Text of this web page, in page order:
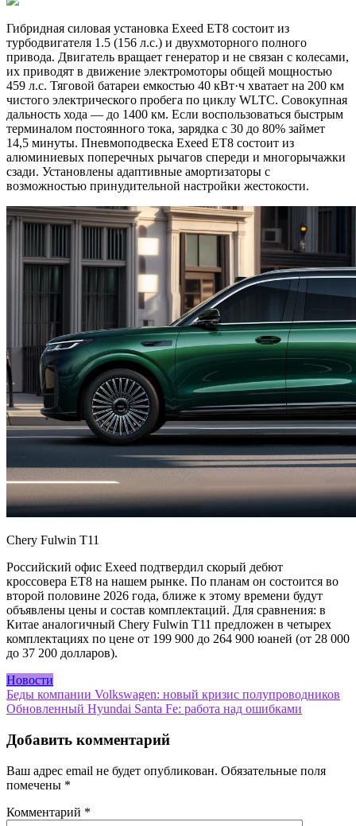
Гибридная силовая установка Exeed ET8 состоит из
турбодвигателя 1.5 (156 л.с.) и двухмоторного полного
привода. Двигатель вращает генератор и не связан с колесами,
их приводят в движение электромоторы общей мощностью
459 л.с. Тяговой батареи емкостью 40 кВт·ч хватает на 200 км
чистого электрического пробега по циклу WLTC. Совокупная
дальность хода — до 1400 км. Если воспользоваться быстрым
терминалом постоянного тока, зарядка с 30 до 80% займет
14,5 минуты. Пневмоподвеска Exeed ET8 состоит из
алюминиевых поперечных рычагов спереди и многорычажки
сзади. Установлены адаптивные амортизаторы с
возможностью принудительной настройки жестокости.
Chery Fulwin T11
Российский офис Exeed подтвердил скорый дебют
кроссовера ET8 на нашем рынке. По планам он состоится во
второй половине 2026 года, ближе к этому времени будут
объявлены цены и состав комплектаций. Для сравнения: в
Китае аналогичный Chery Fulwin T11 предложен в четырех
комплектациях по цене от 199 900 до 264 900 юаней (от 28 000
до 37 200 долларов).
Новости
Навигация
по
записям
Беды компании Volkswagen: новый кризис полупроводников
Обновленный Hyundai Santa Fe: работа над ошибками
Добавить комментарий
Ваш адрес email не будет опубликован. Обязательные поля
помечены *
Комментарий *